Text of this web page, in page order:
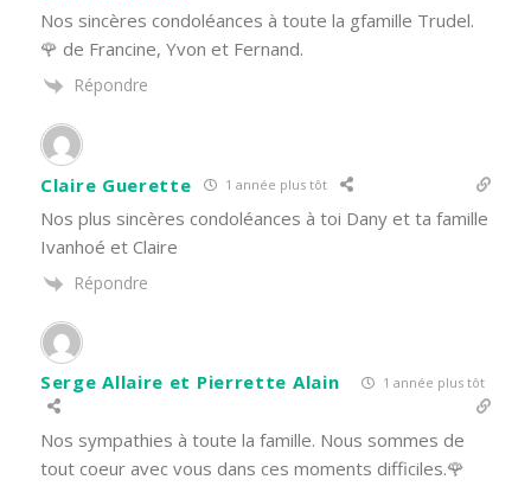
Nos sincères condoléances à toute la gfamille Trudel.
🌹 de Francine, Yvon et Fernand.
Répondre
Claire Guerette 1 année plus tôt
Nos plus sincères condoléances à toi Dany et ta famille
Ivanhoé et Claire
Répondre
Serge Allaire et Pierrette Alain 1 année plus tôt
Nos sympathies à toute la famille. Nous sommes de
tout coeur avec vous dans ces moments difficiles.🌹